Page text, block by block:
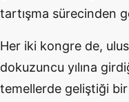
tartışma sürecinden
Her iki kongre de,
dokuzuncu yılına
temellerde geliştiği